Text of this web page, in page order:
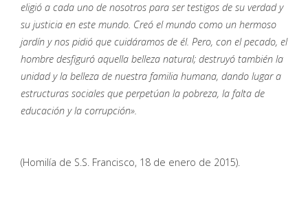
eligió a cada uno de nosotros para ser testigos de su verdad y
su justicia en este mundo. Creó el mundo como un hermoso
jardín y nos pidió que cuidáramos de él. Pero, con el pecado, el
hombre desfiguró aquella belleza natural; destruyó también la
unidad y la belleza de nuestra familia humana, dando lugar a
estructuras sociales que perpetúan la pobreza, la falta de
educación y la corrupción».
(Homilía de S.S. Francisco, 18 de enero de 2015).